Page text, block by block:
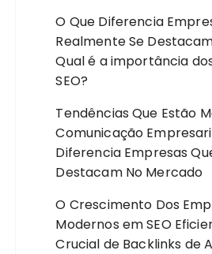
O Que Diferencia
Realmente Se
Qual é a importância
SEO?
Tendências Que Estão
Comunicação
Diferencia Empresas
Destacam No Mercado
O Crescimento Dos
Modernos emSEO
Crucial de Backlinks de